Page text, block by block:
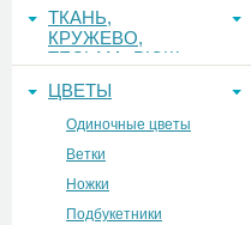
ТКАНЬ,
КРУЖЕВО,
ТЕСЬМА, РЮШ
ЦВЕТЫ
Одиночные цветы
Ветки
Ножки
Подбукетники